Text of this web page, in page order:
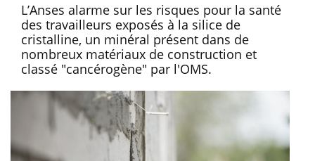
L’Anses alarme sur les risques pour la santé
des travailleurs exposés à la silice de
cristalline, un minéral présent dans de
nombreux matériaux de construction et
classé "cancérogène" par l'OMS.